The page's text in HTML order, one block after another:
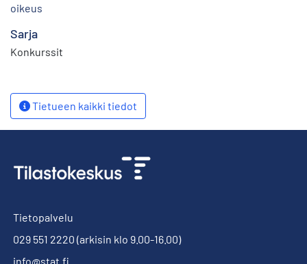
oikeus
Sarja
Konkurssit
Tietueen kaikki tiedot
Tietopalvelu
029 551 2220 (arkisin klo 9.00-16.00)
info@stat.fi